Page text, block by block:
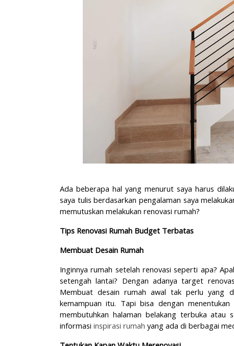
Ada beberapa hal yang menurut saya harus
saya tulis berdasarkan pengalaman saya
memutuskan melakukan renovasi rumah?
Tips Renovasi Rumah Budget Terbatas
Membuat Desain Rumah
Inginnya rumah setelah renovasi seperti apa?
setengah lantai? Dengan adanya target
Membuat desain rumah awal tak perlu yang
kemampuan itu. Tapi bisa dengan
membutuhkan halaman belakang terbuka atau
informasi inspirasi rumah yang ada di berbagai